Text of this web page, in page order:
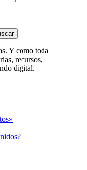
Y como toda
recursos,
digital.